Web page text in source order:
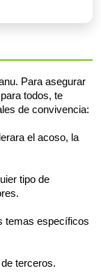
Para asegurar
todos, te
de convivencia:
el acoso, la
tipo de
temas específicos
terceros.